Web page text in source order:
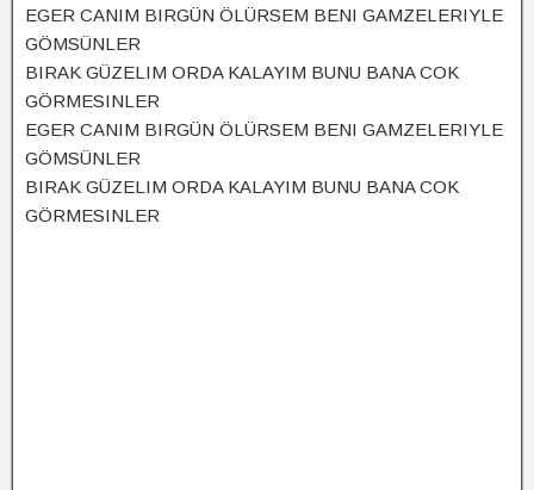
EGER CANIM BIRGÜN ÖLÜRSEM BENI GAMZELERIYLE
GÖMSÜNLER
BIRAK GÜZELIM ORDA KALAYIM BUNU BANA COK
GÖRMESINLER
EGER CANIM BIRGÜN ÖLÜRSEM BENI GAMZELERIYLE
GÖMSÜNLER
BIRAK GÜZELIM ORDA KALAYIM BUNU BANA COK
GÖRMESINLER